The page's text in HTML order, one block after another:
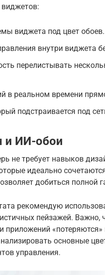
виджета под цвет обоев.
внутри виджета
перелистывать
в реальном времени
подстраивается под
и ИИ-обои
не требует навыков
идеально
добиться полной
рекомендую
пейзажей.
приложений
основные
управления.